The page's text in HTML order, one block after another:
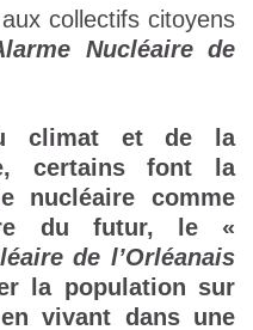
collectifs citoyens
Nucléaire de
climat et de la
certains font
la
nucléaire comme
du futur, le «
de l’Orléanais
la population sur
vivant dans une